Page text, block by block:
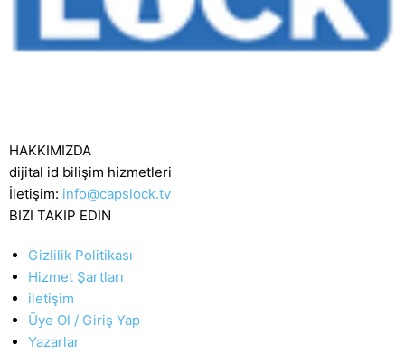
HAKKIMIZDA
dijital id bilişim hizmetleri
İletişim: info@capslock.tv
BIZI TAKIP EDIN
Gizlilik Politikası
Hizmet Şartları
iletişim
Üye Ol / Giriş Yap
Yazarlar